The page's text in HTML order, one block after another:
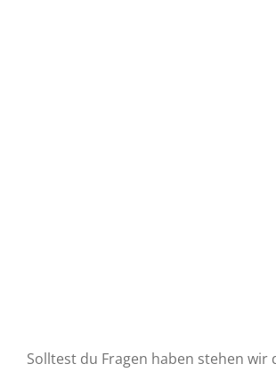
Solltest du Fragen haben stehen wir